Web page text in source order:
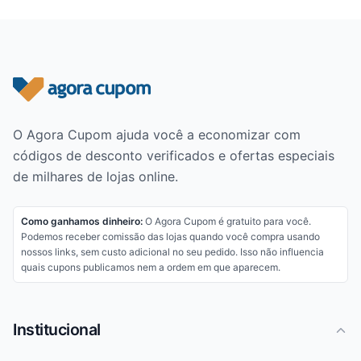
Rodapé do site
O Agora Cupom ajuda você a economizar com
códigos de desconto verificados e ofertas especiais
de milhares de lojas online.
Como ganhamos dinheiro:O Agora Cupom é gratuito para você.
Podemos receber comissão das lojas quando você compra usando
nossos links, sem custo adicional no seu pedido. Isso não influencia
quais cupons publicamos nem a ordem em que aparecem.
Institucional